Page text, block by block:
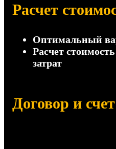
Расчет
Оптимальный
Расчет
затрат
Договор и счет